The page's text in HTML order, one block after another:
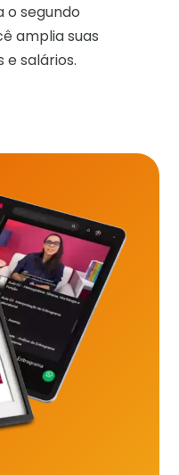
o segundo
amplia suas
salários.